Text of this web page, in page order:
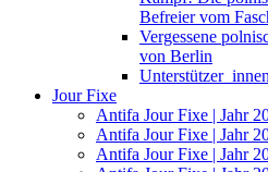
Befreier vom
Vergessene
von Berlin
Jour Fixe
Antifa Jour Fixe | Jahr
Antifa Jour Fixe | Jahr
Antifa Jour Fixe | Jahr